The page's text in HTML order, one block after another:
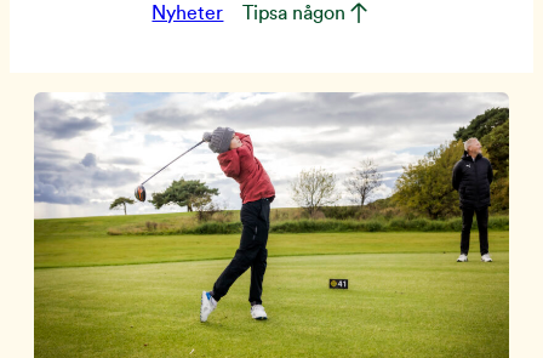
Nyheter Tipsa någon